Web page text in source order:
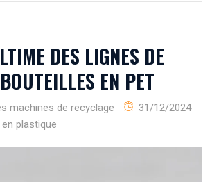
DES LIGNES DE
EN PET
machines de recyclage
31/12/2024
plastique